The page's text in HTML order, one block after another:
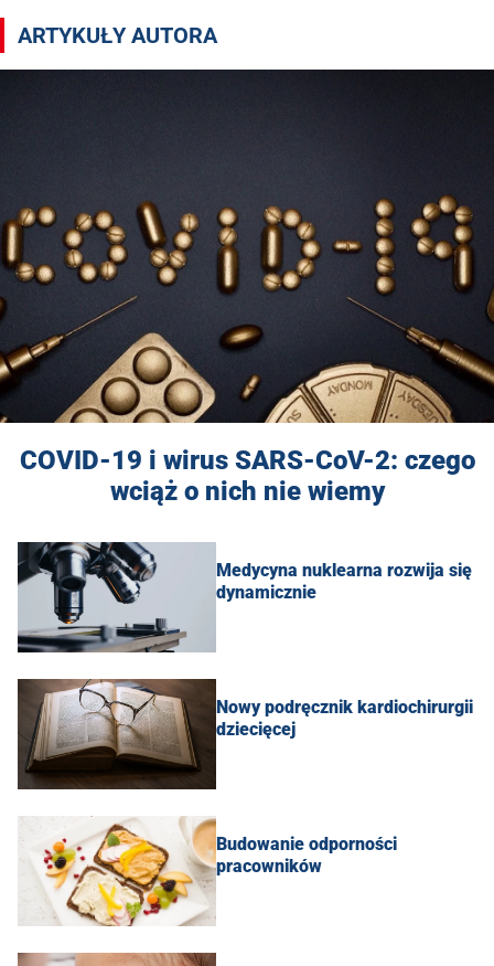
Artykuły autora ms
ARTYKUŁY AUTORA
COVID-19 i wirus SARS-CoV-2: czego
wciąż o nich nie wiemy
Medycyna nuklearna rozwija się
dynamicznie
Nowy podręcznik kardiochirurgii
dziecięcej
Budowanie odporności
pracowników